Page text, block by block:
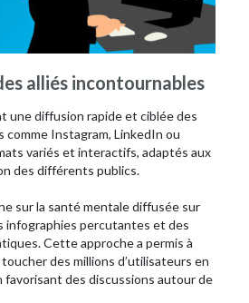
alliés incontournables
une diffusion rapide et ciblée des
comme Instagram, LinkedIn ou
variés et interactifs, adaptés aux
des différents publics.
sur la santé mentale diffusée sur
infographies percutantes et des
Cette approche a permis à
des millions d’utilisateurs en
des discussions autour de